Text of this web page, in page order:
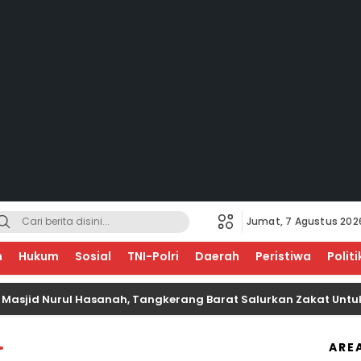
Jumat, 7 Agustus
Hukum Sosial TNI-Polri Daerah Peristiwa
Nurul Hasanah, Tangkerang Barat Salurkan Zakat Untuk Anak